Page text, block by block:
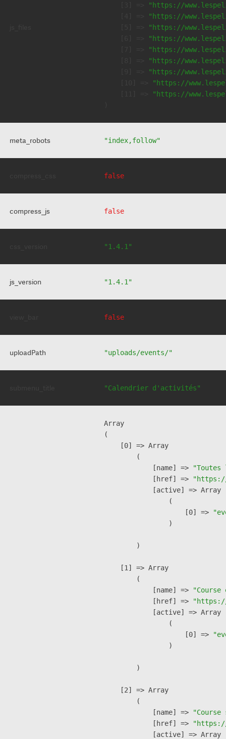
"https://
"https://
"https://
"https://
"https://
"https://
"https://
"https://
"https://
meta_robots "index,follow"
false
compress_js false
"1.4.1"
js_version "1.4.1"
false
uploadPath "uploads/events/"
"Calendrier d'activités"
Array
(
    [0] => Array
        (
            [name] =>
            [href] =>
            [active] => Array
                (
                    [0] =>
                )
        )
    [1] => Array
        (
            [name] =>
            [href] =>
            [active] => Array
                (
                    [0] =>
                )
        )
    [2] => Array
        (
            [name] =>
            [href] =>
            [active] => Array